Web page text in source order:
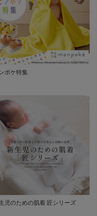
ポケ特集
児のための肌着 匠シリーズ